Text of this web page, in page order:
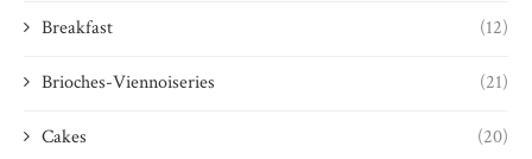
Breakfast (12)
Brioches-Viennoiseries (21)
Cakes (20)